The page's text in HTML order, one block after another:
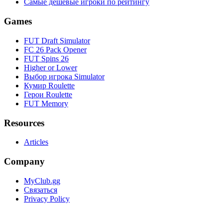
Самые дешевые игроки по рейтингу
Games
FUT Draft Simulator
FC 26 Pack Opener
FUT Spins 26
Higher or Lower
Выбор игрока Simulator
Кумир Roulette
Герои Roulette
FUT Memory
Resources
Articles
Company
MyClub.gg
Связаться
Privacy Policy